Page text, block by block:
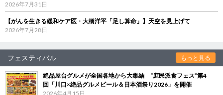
2026年7月31日
【がんを生きる緩和ケア医・大橋洋平「足し算命」】天空を見上げて
2026年7月28日
フェスティバル もっと見る
絶品屋台グルメが全国各地から大集結 “庶民派食フェス”第4
回「川口×絶品グルメビール＆日本酒祭り2026」を開催
2026年4月15日